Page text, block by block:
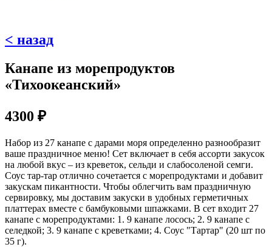
< назад
Канапе из морепродуктов
«Тихоокеанский»
4300 ₽
Набор из 27 канапе с дарами моря определенно разнообразит
ваше праздничное меню! Сет включает в себя ассорти закусок
на любой вкус – из креветок, сельди и слабосоленой семги.
Соус тар-тар отлично сочетается с морепродуктами и добавит
закускам пикантности. Чтобы облегчить вам праздничную
сервировку, мы доставим закуски в удобных герметичных
платтерах вместе с бамбуковыми шпажками. В сет входит 27
канапе с морепродуктами: 1. 9 канапе лосось; 2. 9 канапе с
селедкой; 3. 9 канапе с креветками; 4. Соус "Тартар" (20 шт по
35 г).